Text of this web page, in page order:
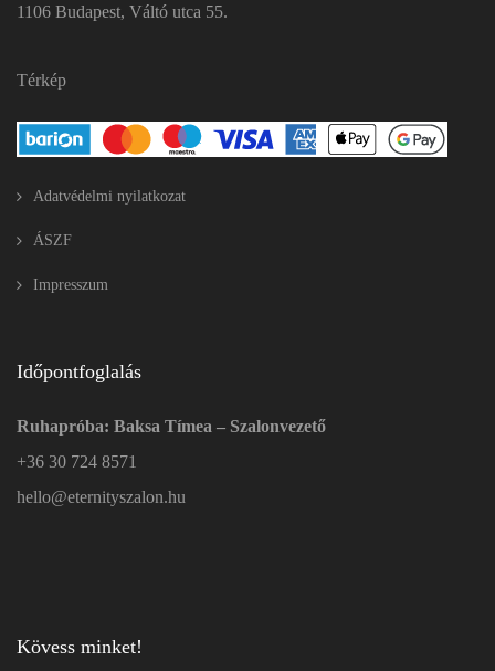
1106 Budapest, Váltó utca 55.
Térkép
Adatvédelmi nyilatkozat
ÁSZF
Impresszum
Időpontfoglalás
Ruhapróba: Baksa Tímea – Szalonvezető
+36 30 724 8571
hello@eternityszalon.hu
Kövess minket!